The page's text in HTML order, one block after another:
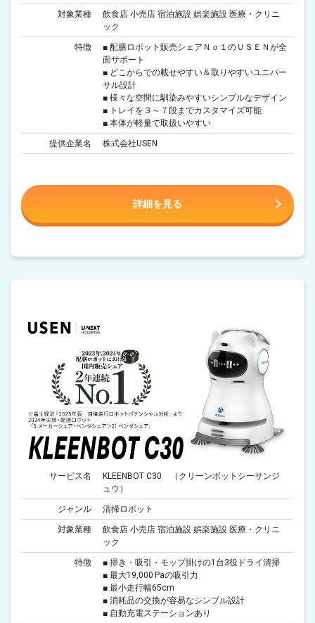
対象業種
飲食店 小売店 宿泊施設 娯楽施設 医療・クリニ
ック
特徴
■ 配膳ロボット販売シェアＮｏ１のＵＳＥＮが全
面サポート
■ どこからでの載せやすい＆取りやすいユニバー
サル設計
■ 様々な空間に馴染みやすいシンプルなデザイン
■ トレイを３～７段までカスタマイズ可能
■ 本体が軽量で取扱いやすい
提供企業名 株式会社USEN
詳細を見る
サービス名
KLEENBOT C30 （クリーンボットシーサンジ
ュウ）
ジャンル 清掃ロボット
対象業種
飲食店 小売店 宿泊施設 娯楽施設 医療・クリニ
ック
特徴
■ 掃き・吸引・モップ掛けの1台3役ドライ清掃
■ 最大19,000 Paの吸引力
■ 最小走行幅65cm
■ 消耗品の交換が容易なシンプル設計
■ 自動充電ステーションあり